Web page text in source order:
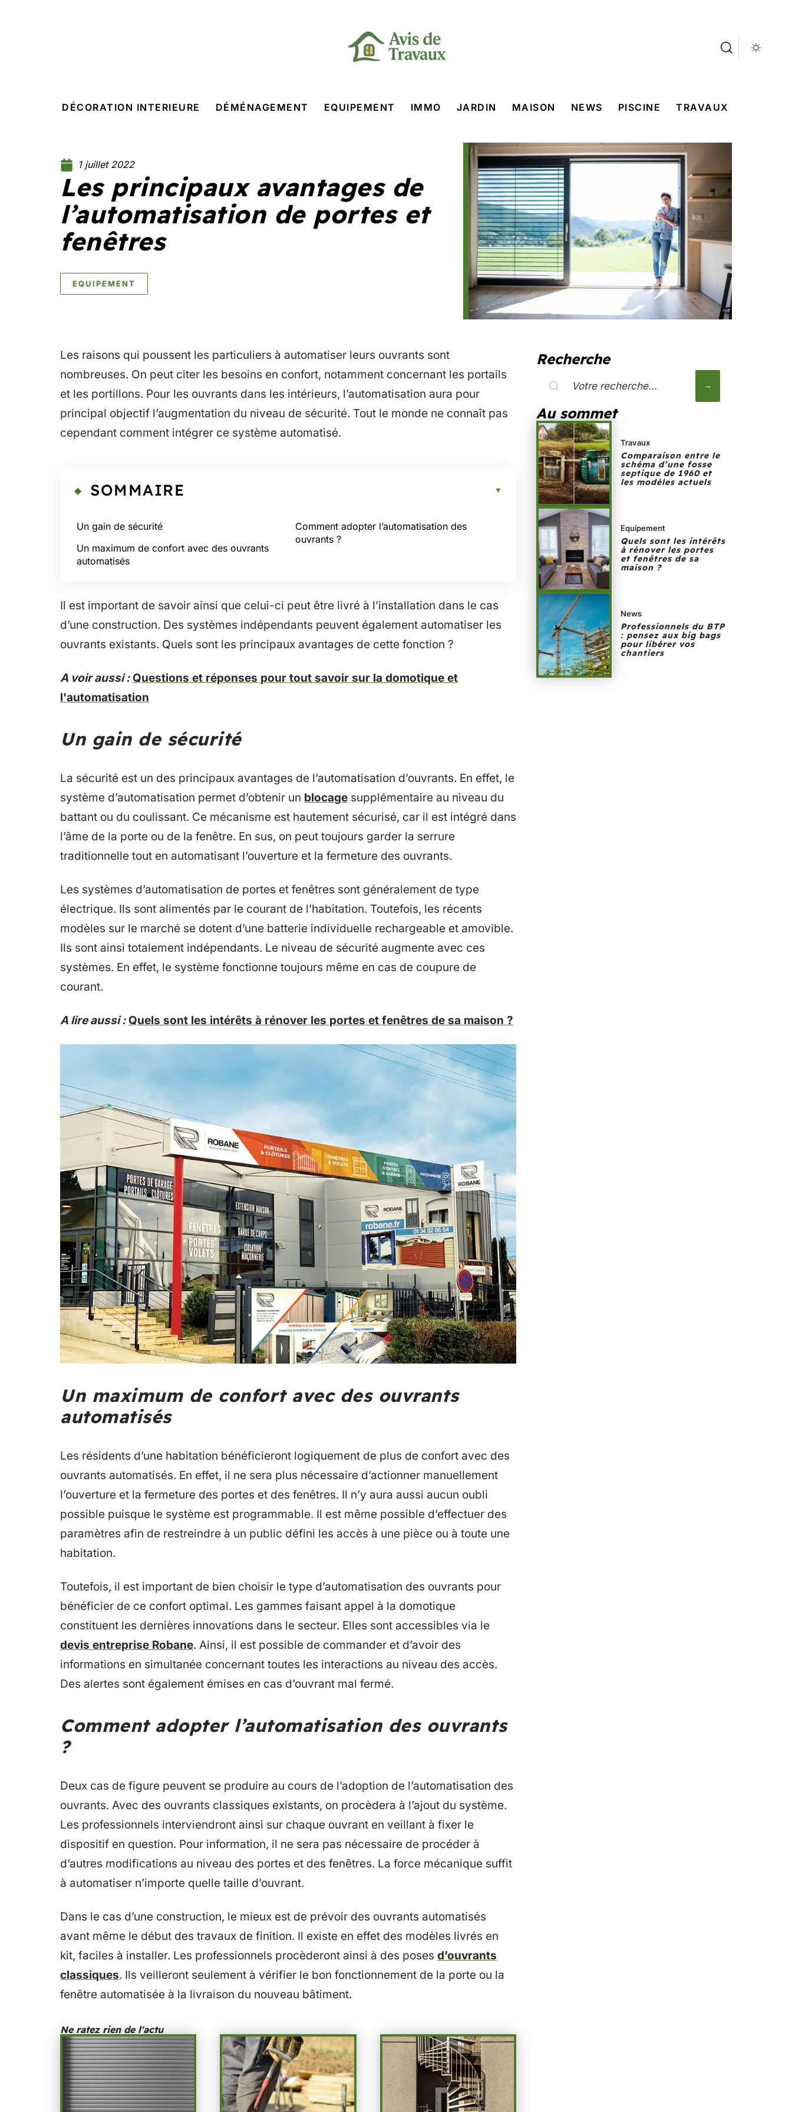
DÉCORATION INTERIEURE DÉMÉNAGEMENT EQUIPEMENT IMMO JARDIN MAISON NEWS PISCINE TRAVAUX
1 juillet 2022
Les principaux avantages de
l’automatisation de portes et
fenêtres
EQUIPEMENT
Les raisons qui poussent les particuliers à automatiser leurs ouvrants sont
nombreuses. On peut citer les besoins en confort, notamment concernant les portails
et les portillons. Pour les ouvrants dans les intérieurs, l’automatisation aura pour
principal objectif l’augmentation du niveau de sécurité. Tout le monde ne connaît pas
cependant comment intégrer ce système automatisé.
SOMMAIRE
Un gain de sécurité
Un maximum de confort avec des ouvrants
automatisés
Comment adopter l’automatisation des
ouvrants ?
Il est important de savoir ainsi que celui-ci peut être livré à l’installation dans le cas
d’une construction. Des systèmes indépendants peuvent également automatiser les
ouvrants existants. Quels sont les principaux avantages de cette fonction ?
A voir aussi : Questions et réponses pour tout savoir sur la domotique et
l'automatisation
Un gain de sécurité
La sécurité est un des principaux avantages de l’automatisation d’ouvrants. En effet, le
système d’automatisation permet d’obtenir un blocage supplémentaire au niveau du
battant ou du coulissant. Ce mécanisme est hautement sécurisé, car il est intégré dans
l’âme de la porte ou de la fenêtre. En sus, on peut toujours garder la serrure
traditionnelle tout en automatisant l’ouverture et la fermeture des ouvrants.
Les systèmes d’automatisation de portes et fenêtres sont généralement de type
électrique. Ils sont alimentés par le courant de l’habitation. Toutefois, les récents
modèles sur le marché se dotent d’une batterie individuelle rechargeable et amovible.
Ils sont ainsi totalement indépendants. Le niveau de sécurité augmente avec ces
systèmes. En effet, le système fonctionne toujours même en cas de coupure de
courant.
A lire aussi : Quels sont les intérêts à rénover les portes et fenêtres de sa maison ?
Un maximum de confort avec des ouvrants
automatisés
Les résidents d’une habitation bénéficieront logiquement de plus de confort avec des
ouvrants automatisés. En effet, il ne sera plus nécessaire d’actionner manuellement
l’ouverture et la fermeture des portes et des fenêtres. Il n’y aura aussi aucun oubli
possible puisque le système est programmable. Il est même possible d’effectuer des
paramètres afin de restreindre à un public défini les accès à une pièce ou à toute une
habitation.
Toutefois, il est important de bien choisir le type d’automatisation des ouvrants pour
bénéficier de ce confort optimal. Les gammes faisant appel à la domotique
constituent les dernières innovations dans le secteur. Elles sont accessibles via le
devis entreprise Robane. Ainsi, il est possible de commander et d’avoir des
informations en simultanée concernant toutes les interactions au niveau des accès.
Des alertes sont également émises en cas d’ouvrant mal fermé.
Comment adopter l’automatisation des ouvrants
?
Deux cas de figure peuvent se produire au cours de l’adoption de l’automatisation des
ouvrants. Avec des ouvrants classiques existants, on procèdera à l’ajout du système.
Les professionnels interviendront ainsi sur chaque ouvrant en veillant à fixer le
dispositif en question. Pour information, il ne sera pas nécessaire de procéder à
d’autres modifications au niveau des portes et des fenêtres. La force mécanique suffit
à automatiser n’importe quelle taille d’ouvrant.
Dans le cas d’une construction, le mieux est de prévoir des ouvrants automatisés
avant même le début des travaux de finition. Il existe en effet des modèles livrés en
kit, faciles à installer. Les professionnels procèderont ainsi à des poses d’ouvrants
classiques. Ils veilleront seulement à vérifier le bon fonctionnement de la porte ou la
fenêtre automatisée à la livraison du nouveau bâtiment.
Ne ratez rien de l'actu
Recherche
Au sommet
Travaux
Comparaison entre le
schéma d’une fosse
septique de 1960 et
les modèles actuels
Equipement
Quels sont les intérêts
à rénover les portes
et fenêtres de sa
maison ?
News
Professionnels du BTP
: pensez aux big bags
pour libérer vos
chantiers